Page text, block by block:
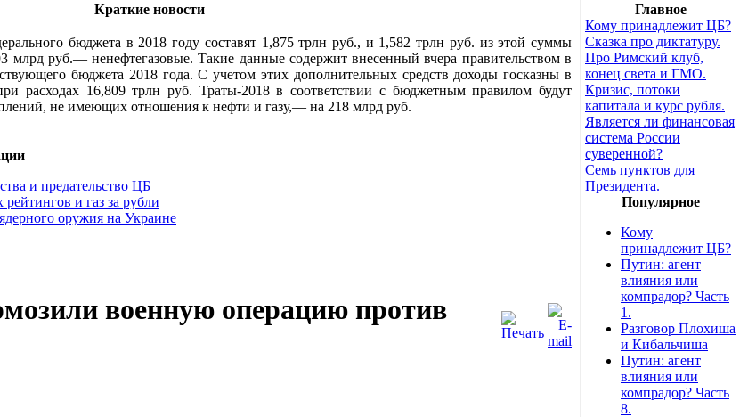
Краткие новости
бюджета в 2018 году составят 1,875 трлн руб., и 1,582 трлн руб. из этой суммы
млрд руб.— ненефтегазовые. Такие данные содержит внесенный вчера правительством в
бюджета 2018 года. С учетом этих дополнительных средств доходы госказны в
расходах 16,809 трлн руб. Траты-2018 в соответствии с бюджетным правилом будут
не имеющих отношения к нефти и газу,— на 218 млрд руб.
и предательство ЦБ
и газ за рубли
оружия на Украине
военную операцию против
Главное
Кому принадлежит ЦБ?
Сказка про диктатуру.
Про Римский клуб,
конец света и ГМО.
Кризис, потоки
капитала и курс рубля.
Является ли финансовая
система России
суверенной?
Семь пунктов для
Президента.
Популярное
Кому
принадлежит ЦБ?
Путин: агент
влияния или
компрадор? Часть
1.
Разговор Плохиша
и Кибальчиша
Путин: агент
влияния или
компрадор? Часть
8.